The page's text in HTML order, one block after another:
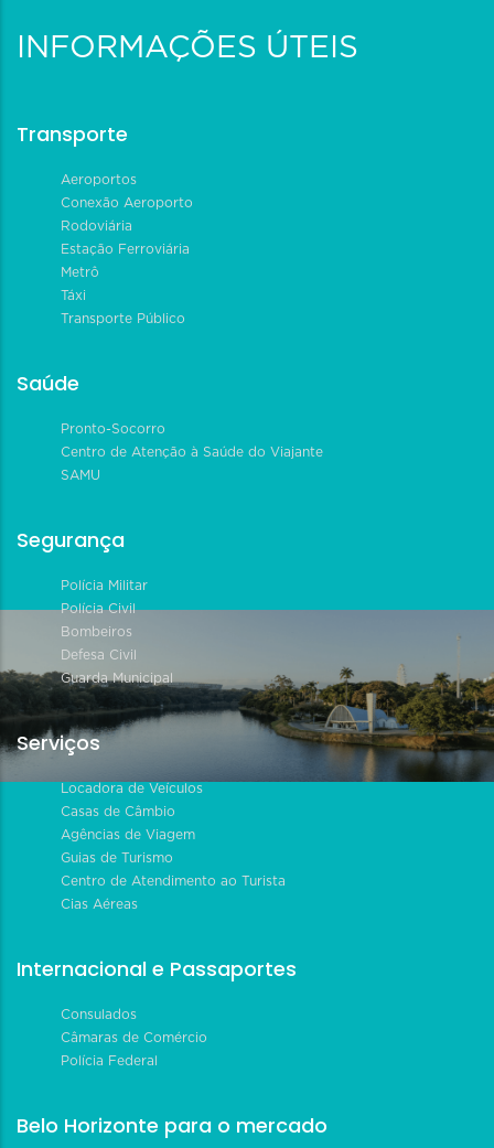
INFORMAÇÕES ÚTEIS
Transporte
Aeroportos
Conexão Aeroporto
Rodoviária
Estação Ferroviária
Metrô
Táxi
Transporte Público
Saúde
Pronto-Socorro
Centro de Atenção à Saúde do Viajante
SAMU
Segurança
Polícia Militar
Polícia Civil
Bombeiros
Defesa Civil
Guarda Municipal
Serviços
Locadora de Veículos
Casas de Câmbio
Agências de Viagem
Guias de Turismo
Centro de Atendimento ao Turista
Cias Aéreas
Internacional e Passaportes
Consulados
Câmaras de Comércio
Polícia Federal
Belo Horizonte para o mercado